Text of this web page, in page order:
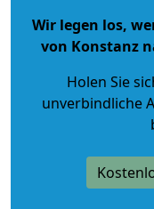
Wir legen los,
von Konstanz
Holen Sie
unverbindliche